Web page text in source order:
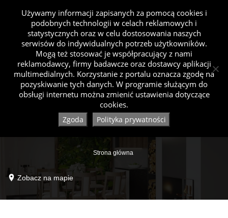
Strona główna
Zobacz na mapie
Używamy informacji zapisanych za pomocą cookies i
podobnych technologii w celach reklamowych i
statystycznych oraz w celu dostosowania naszych
serwisów do indywidualnych potrzeb użytkowników.
Mogą też stosować je współpracujący z nami
reklamodawcy, firmy badawcze oraz dostawcy aplikacji
multimedialnych. Korzystanie z portalu oznacza zgodę na
pozyskiwanie tych danych. W programie służącym do
obsługi internetu można zmienić ustawienia dotyczące
cookies.
Zgoda Polityka prywatności